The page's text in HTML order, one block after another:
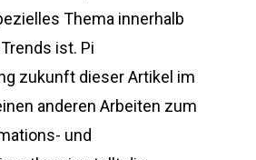
Thema innerhalb
ist. Pi
zukunft dieser Artikel im
anderen Arbeiten zum
und